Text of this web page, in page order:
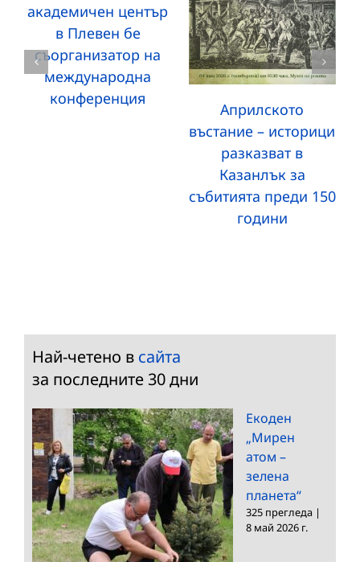
академичен център
в Плевен бе
съорганизатор на
международна
конференция
Априлското
въстание – историци
разказват в
Казанлък за
събитията преди 150
години
Най-четено в сайта
за последните 30 дни
Екоден
„Мирен
атом –
зелена
планета“
325 прегледа |
8 май 2026 г.